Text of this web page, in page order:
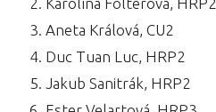
Aneta Králová, CU2
Duc Tuan Luc, HRP2
Jakub Sanitrák, HRP2